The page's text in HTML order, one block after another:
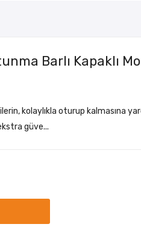
Barlı Kapaklı
kolaylıkla oturup kalmasına
güve...